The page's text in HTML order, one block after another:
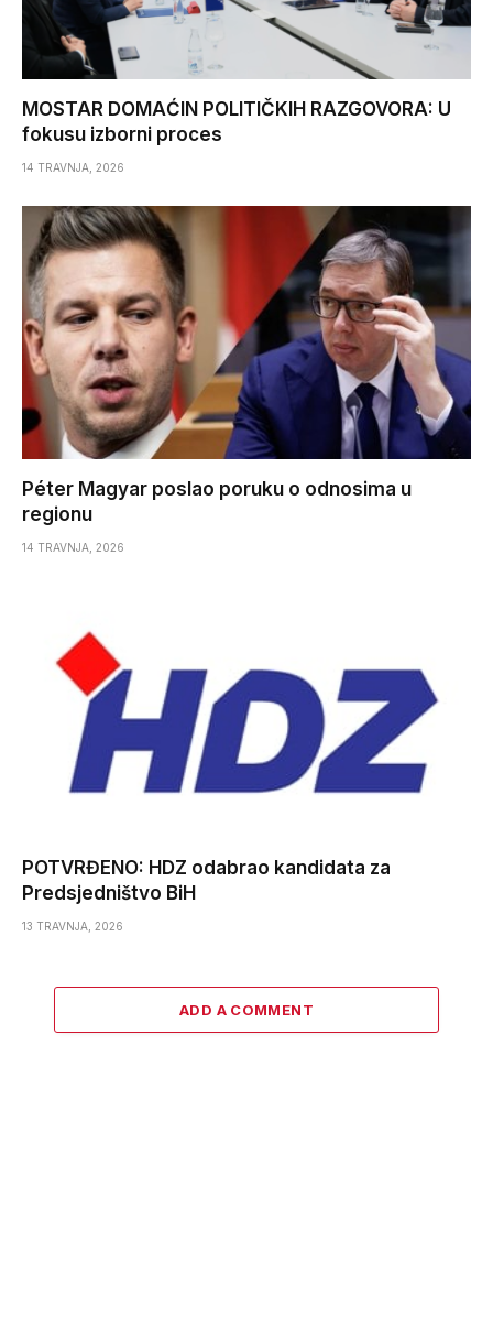
MOSTAR DOMAĆIN POLITIČKIH RAZGOVORA: U
fokusu izborni proces
14 TRAVNJA, 2026
Péter Magyar poslao poruku o odnosima u
regionu
14 TRAVNJA, 2026
POTVRĐENO: HDZ odabrao kandidata za
Predsjedništvo BiH
13 TRAVNJA, 2026
ADD A COMMENT